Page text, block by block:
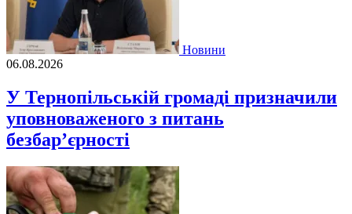
Новини
06.08.2026
У Тернопільській громаді призначили
уповноваженого з питань
безбар’єрності